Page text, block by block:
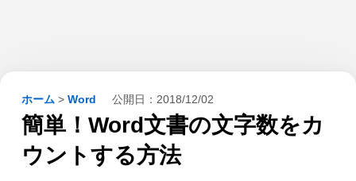
ホーム > Word 公開日： 2018/12/02
簡単！Word文書の文字数をカ
ウントする方法